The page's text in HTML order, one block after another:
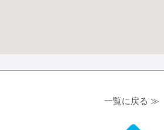
一覧に戻る ≫